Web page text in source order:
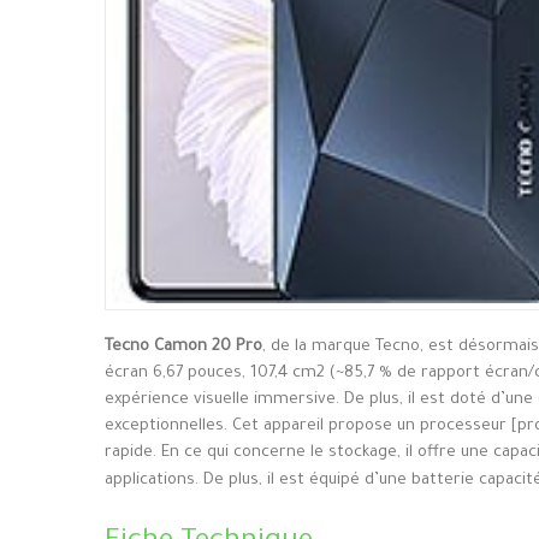
Tecno Camon 20 Pro, de la marque Tecno, est
écran 6,67 pouces, 107,4 cm2 (~85,7 % de rapport
expérience visuelle immersive. De plus, il est doté
exceptionnelles. Cet appareil propose un processeur
rapide. En ce qui concerne le stockage, il offre une
applications. De plus, il est équipé d’une batterie